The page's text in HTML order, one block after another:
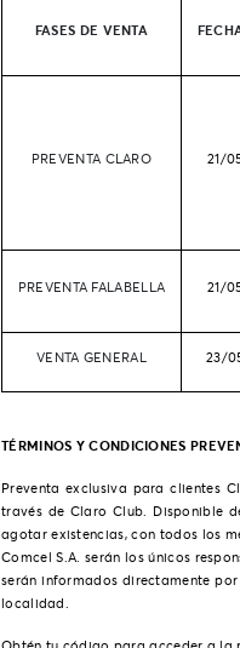
FASES DE VENTA
PREVENTA CLARO 21/
PREVENTA FALABELLA 21/
VENTA GENERAL 23/
TÉRMINOS Y CONDICIONES
Preventa exclusiva para clientes
través de Claro Club. Disponible
agotar existencias, con todos los
Comcel S.A. serán los únicos
serán informados directamente por
localidad.